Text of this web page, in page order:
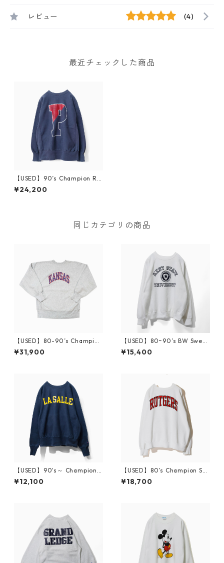
レビュー (4)
最近チェックした商品
【USED】90’s Champion Re
verse Weave ”PENNSYLVANI
A”
¥24,200
同じカテゴリの商品
【USED】80-90’s Champion
Reverse Weave Sweatshirt
KANSAS
¥31,900
【USED】80~90’s BW Sweat
shirt KENT STATE UNIV. XL
¥15,400
【USED】90's～ Champion
Authentic Athletic Apparel
Sweatshirt LA SALLE XL
¥12,100
【USED】80’s Champion Sw
eatshirt RUTGERS XXL
¥18,700